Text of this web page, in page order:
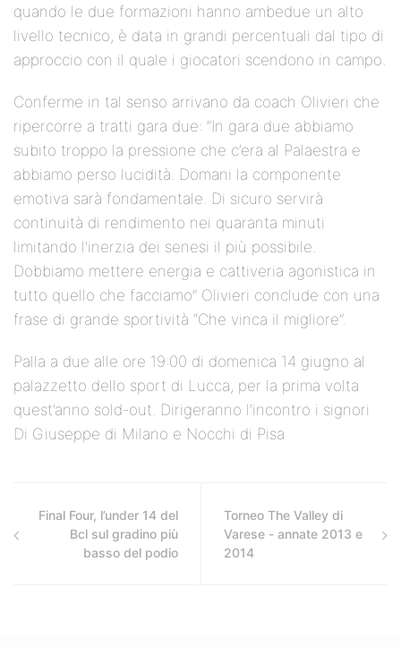
quando le due formazioni hanno ambedue un alto
livello tecnico, è data in grandi percentuali dal tipo di
approccio con il quale i giocatori scendono in campo.
Conferme in tal senso arrivano da coach Olivieri che
ripercorre a tratti gara due: ”In gara due abbiamo
subito troppo la pressione che c’era al Palaestra e
abbiamo perso lucidità. Domani la componente
emotiva sarà fondamentale. Di sicuro servirà
continuità di rendimento nei quaranta minuti
limitando l'inerzia dei senesi il più possibile.
Dobbiamo mettere energia e cattiveria agonistica in
tutto quello che facciamo” Olivieri conclude con una
frase di grande sportività “Che vinca il migliore”.
Palla a due alle ore 19:00 di domenica 14 giugno al
palazzetto dello sport di Lucca, per la prima volta
quest’anno sold-out. Dirigeranno l’incontro i signori
Di Giuseppe di Milano e Nocchi di Pisa
Final Four, l’under 14 del
Bcl sul gradino più
basso del podio
Torneo The Valley di
Varese - annate 2013 e
2014